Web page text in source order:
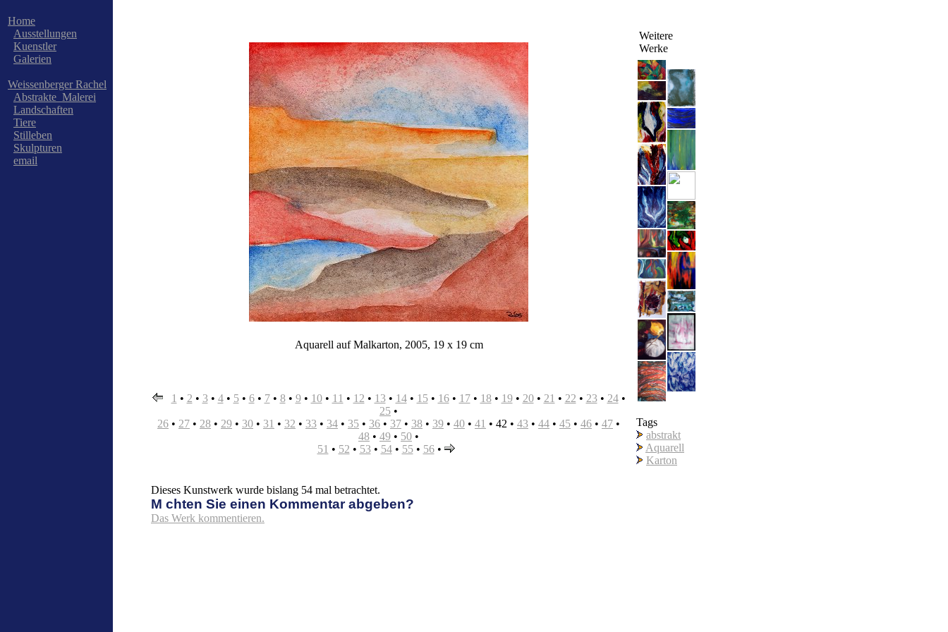
Home
Ausstellungen
Kuenstler
Galerien
Weissenberger Rachel
Abstrakte_Malerei
Landschaften
Tiere
Stilleben
Skulpturen
email
Aquarell auf Malkarton, 2005, 19 x 19 cm
1 • 2 • 3• 4• 5• 6• 7• 8• 9• 10• 11 • 12 • 13• 14• 15• 16• 17• 18• 19• 20• 21 • 22 • 23• 24•
25 •
26 • 27 • 28 • 29 • 30 • 31 • 32 • 33 • 34 • 35 • 36 • 37 • 38 • 39 • 40 • 41 • 42 • 43 • 44 • 45 • 46 • 47 •
48 • 49 • 50 •
51 • 52 • 53• 54• 55• 56•
Weitere
Werke
Tags
abstrakt
Aquarell
Karton
Dieses Kunstwerk wurde bislang 54 mal betrachtet.
M chten Sie einen Kommentar abgeben?
Das Werk kommentieren.